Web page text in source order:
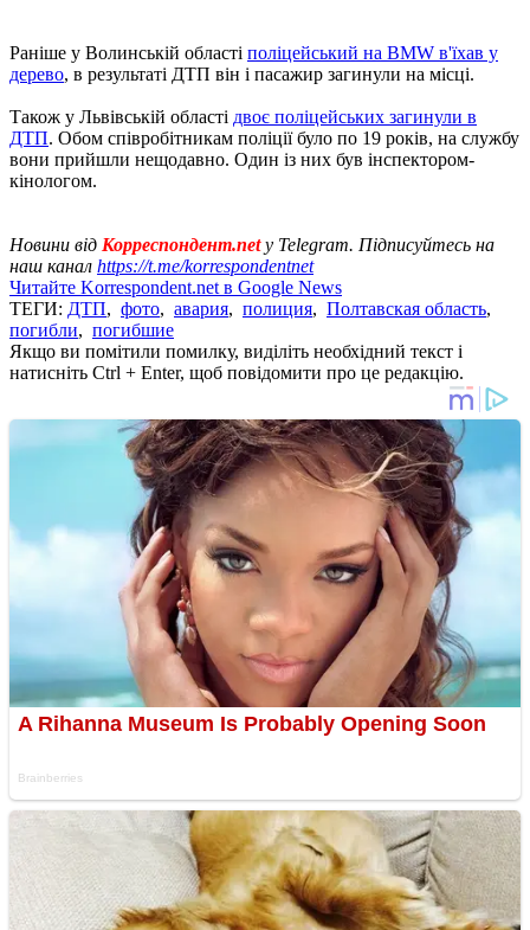
Раніше у Волинській області поліцейський на BMW в'їхав у
дерево, в результаті ДТП він і пасажир загинули на місці.
Також у Львівській області двоє поліцейських загинули в
ДТП. Обом співробітникам поліції було по 19 років, на службу
вони прийшли нещодавно. Один із них був інспектором-
кінологом.
Новини від Корреспондент.netу Telegram. Підписуйтесь на
наш канал https://t.me/korrespondentnet
Читайте Korrespondent.net в Google News
ТЕГИ: ДТП, фото, авария, полиция, Полтавская область,
погибли, погибшие
Якщо ви помітили помилку, виділіть необхідний текст і
натисніть Ctrl + Enter, щоб повідомити про це редакцію.